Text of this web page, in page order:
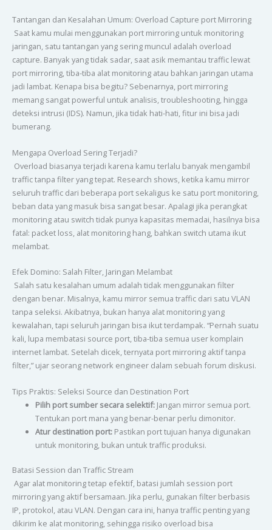
Tantangan dan Kesalahan Umum: Overload Capture port Mirroring
Saat kamu mulai menggunakan port mirroring untuk monitoring
jaringan, satu tantangan yang sering muncul adalah overload
capture. Banyak yang tidak sadar, saat asik memantau traffic lewat
port mirroring, tiba-tiba alat monitoring atau bahkan jaringan utama
jadi lambat. Kenapa bisa begitu? Sebenarnya, port mirroring
memang sangat powerful untuk analisis, troubleshooting, hingga
deteksi intrusi (IDS). Namun, jika tidak hati-hati, fitur ini bisa jadi
bumerang.
Mengapa Overload Sering Terjadi?
Overload biasanya terjadi karena kamu terlalu banyak mengambil
traffic tanpa filter yang tepat. Research shows, ketika kamu mirror
seluruh traffic dari beberapa port sekaligus ke satu port monitoring,
beban data yang masuk bisa sangat besar. Apalagi jika perangkat
monitoring atau switch tidak punya kapasitas memadai, hasilnya bisa
fatal: packet loss, alat monitoring hang, bahkan switch utama ikut
melambat.
Efek Domino: Salah Filter, Jaringan Melambat
Salah satu kesalahan umum adalah tidak menggunakan filter
dengan benar. Misalnya, kamu mirror semua traffic dari satu VLAN
tanpa seleksi. Akibatnya, bukan hanya alat monitoring yang
kewalahan, tapi seluruh jaringan bisa ikut terdampak. “Pernah suatu
kali, lupa membatasi source port, tiba-tiba semua user komplain
internet lambat. Setelah dicek, ternyata port mirroring aktif tanpa
filter,” ujar seorang network engineer dalam sebuah forum diskusi.
Tips Praktis: Seleksi Source dan Destination Port
Pilih port sumber secara selektif:Jangan mirror semua port.
Tentukan port mana yang benar-benar perlu dimonitor.
Atur destination port:Pastikan port tujuan hanya digunakan
untuk monitoring, bukan untuk traffic produksi.
Batasi Session dan Traffic Stream
Agar alat monitoring tetap efektif, batasi jumlah session port
mirroring yang aktif bersamaan. Jika perlu, gunakan filter berbasis
IP, protokol, atau VLAN. Dengan cara ini, hanya traffic penting yang
dikirim ke alat monitoring, sehingga risiko overload bisa